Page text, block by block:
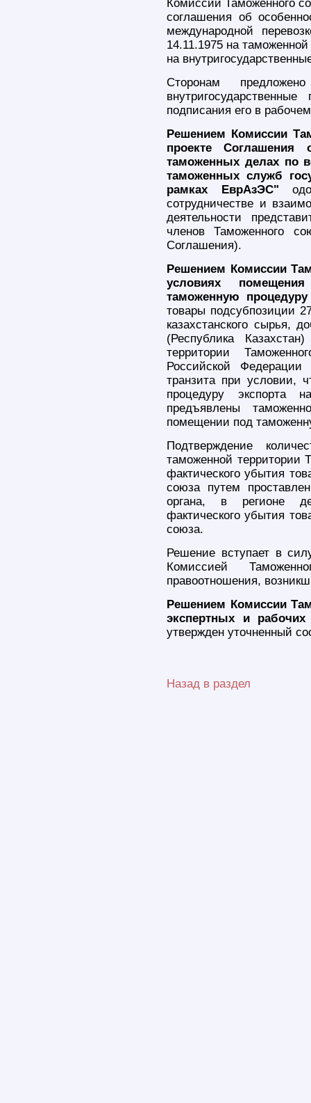
Комиссии Таможенного
соглашения об
международной
14.11.1975 на
на
Сторонам
подписания его в
Решением Комиссии
проекте
таможенных делах по
таможенных служб
рамках ЕврАзЭС"
сотрудничестве и
деятельности
членов Таможенного
Соглашения).
Решением Комиссии
условиях
таможенную процедуру
товары подсубпозиции
казахстанского сырья,
(Республика
территории
Российской
транзита при условии,
процедуру экспорта
предъявлены
помещении под
Подтверждение
таможенной территории
фактического убытия
союза путем
органа, в регионе
фактического убытия
союза.
Решение вступает в
Комиссией
правоотношения,
Решением Комиссии
экспертных и
утвержден уточненный
Назад в раздел